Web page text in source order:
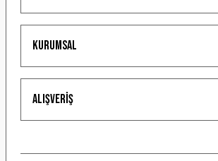
Gönder
Kurumsal
Alışveriş